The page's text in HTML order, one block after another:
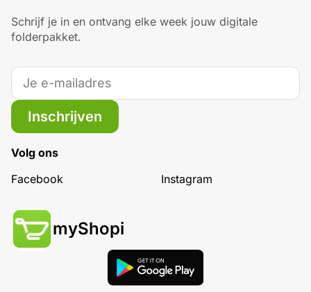
Schrijf je in en ontvang elke week jouw digitale
folderpakket.
Inschrijven
Volg ons
Facebook
Instagram
myShopi